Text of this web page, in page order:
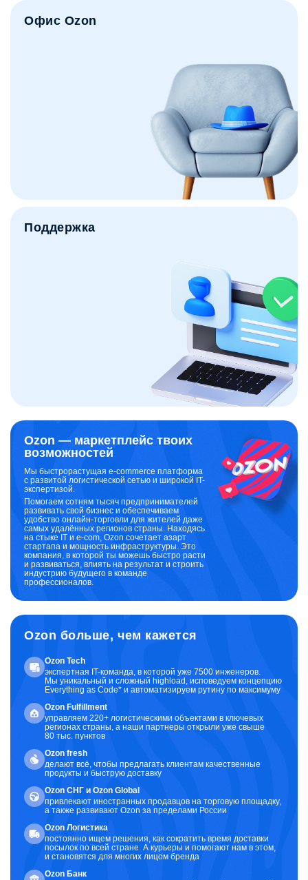
Офис Ozon
Поддержка
Ozon — маркетплейс твоих
возможностей
Мы быстрорастущая e-commerce платформа
с развитой логистической сетью и широкой IT-
экспертизой.
Помогаем сотням тысяч предпринимателей
развивать свой бизнес и обеспечиваем
удобство онлайн-торговли для жителей даже
самых удалённых регионов страны. Находясь
на стыке IT и e-com, Ozon сочетает азарт
стартапа и мощность инфраструктуры. Это
компания, в которой ты можешь быстро расти
и развиваться, влиять на результат и строить
индустрию будущего в команде
профессионалов.
Ozon больше, чем кажется
Ozon Tech
экспертная IT-команда, в которой уже 7500 инженеров.
Мы уникальный и сложный highload, исповедуем концепцию
Everything as Code* и автоматизируем рутину по максимуму
Ozon Fulfillment
управляем 220+ логистическими объектами в ключевых
регионах страны, а наши партнеры открыли уже свыше
80 тыс. пунктов
Ozon fresh
делают всё, чтобы предлагать клиентам качественные
продукты и быструю доставку
Ozon CНГ и Ozon Global
привлекают иностранных продавцов на торговую площадку,
а также развивают Ozon за пределами России
Ozon Логистика
постоянно ищем решения, как сократить время доставки
посылок по всей стране. А курьеры и помогают нам в этом,
и становятся для многих лицом бренда
Ozon Банк